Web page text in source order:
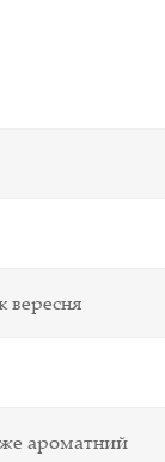
вересня
ароматний